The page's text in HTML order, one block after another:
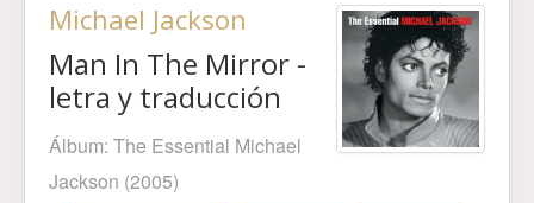
Michael Jackson
Man In The Mirror -
letra y traducción
Álbum: The Essential Michael
Jackson (2005)